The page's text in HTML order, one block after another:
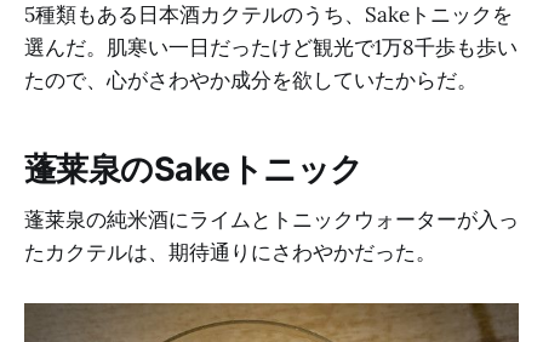
5種類もある日本酒カクテルのうち、Sakeトニックを
選んだ。肌寒い一日だったけど観光で1万8千歩も歩い
たので、心がさわやか成分を欲していたからだ。
蓬莱泉のSakeトニック
蓬莱泉の純米酒にライムとトニックウォーターが入っ
たカクテルは、期待通りにさわやかだった。